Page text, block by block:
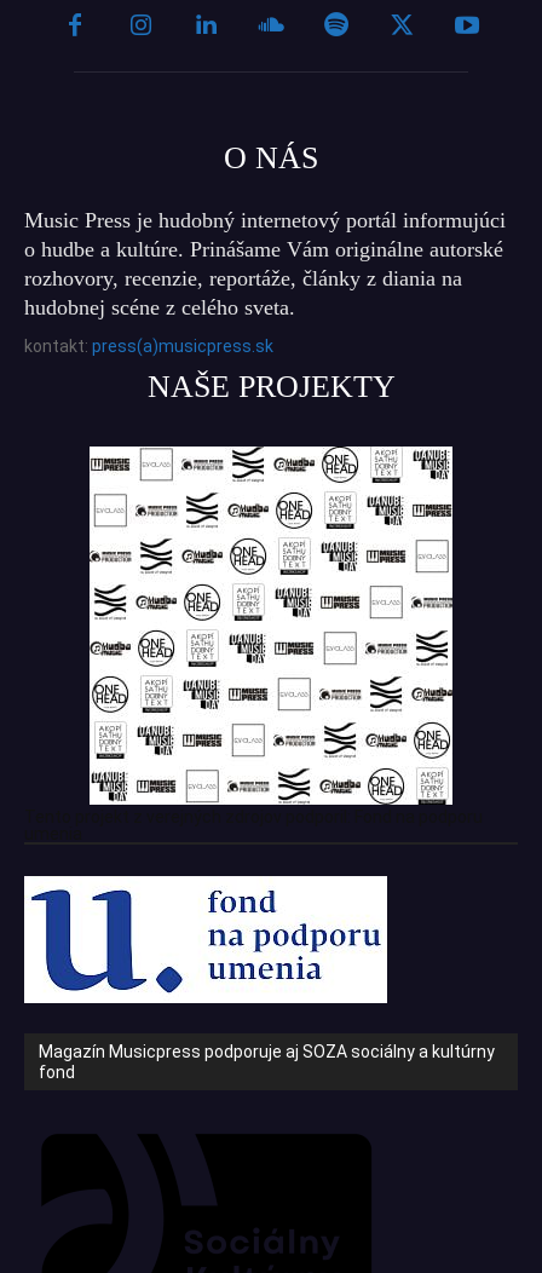
O NÁS
Music Press je hudobný internetový portál informujúci
o hudbe a kultúre. Prinášame Vám originálne autorské
rozhovory, recenzie, reportáže, články z diania na
hudobnej scéne z celého sveta.
kontakt: press(a)musicpress.sk
NAŠE PROJEKTY
Magazín Musicpress podporuje aj SOZA sociálny a kultúrny
fond